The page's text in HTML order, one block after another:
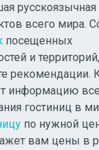
всего мира.
посещенных
и
рекомендации.
информацию
гостиниц в
по нужной
вам цены в